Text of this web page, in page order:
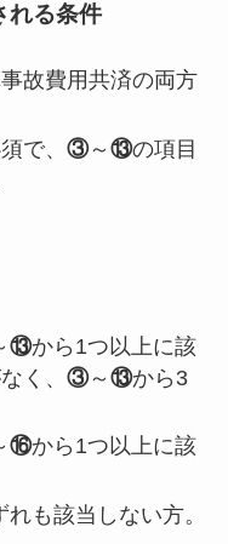
れる条件
故費用共済の両方
で、 ③～ ⑬の項目
⑬から1つ以上に該
く、 ③～ ⑬から3
⑯から1つ以上に該
も該当しない方。